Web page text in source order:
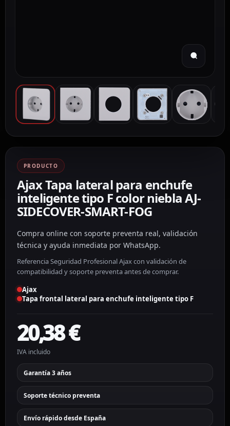
PRODUCTO
Ajax Tapa lateral para enchufe
inteligente tipo F color niebla AJ-
SIDECOVER-SMART-FOG
Compra online con soporte preventa real, validación
técnica y ayuda inmediata por WhatsApp.
Referencia Seguridad Profesional Ajax con validación de
compatibilidad y soporte preventa antes de comprar.
Ajax
Tapa frontal lateral para enchufe inteligente tipo F
20,38€
IVA incluido
Garantía 3 años
Soporte técnico preventa
Envío rápido desde España